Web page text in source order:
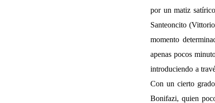
por un matiz
Santeoncito
momento
apenas pocos
introduciendo a
Con un cierto
Bonifazi, quien